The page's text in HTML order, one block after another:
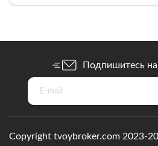
Подпишитесь
Copyright tvoybroker.com 2023-